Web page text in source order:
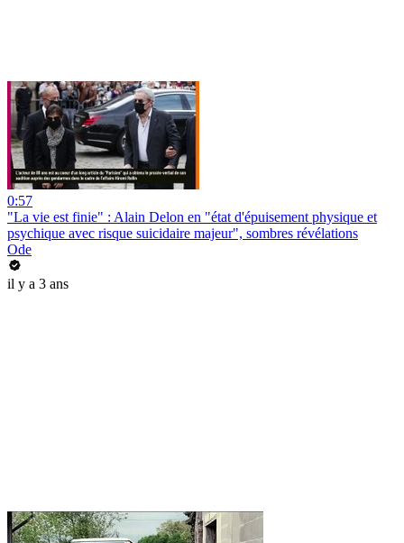
0:57
"La vie est finie" : Alain Delon en "état d'épuisement physique et
psychique avec risque suicidaire majeur", sombres révélations
Ode
il y a 3 ans